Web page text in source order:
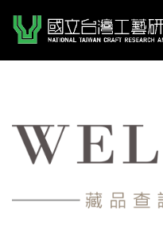
國立臺灣
網頁導覽